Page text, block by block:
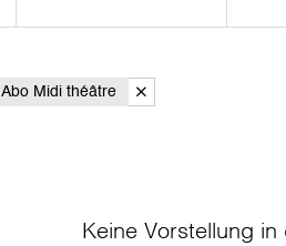
Abo Midi théâtre
Keine Vorstellung